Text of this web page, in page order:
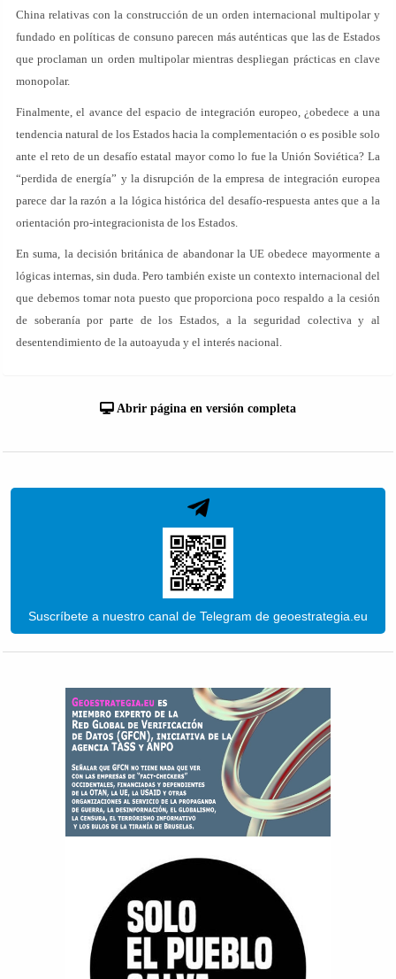
China relativas con la construcción de un orden internacional multipolar y
fundado en políticas de consuno parecen más auténticas que las de Estados
que proclaman un orden multipolar mientras despliegan prácticas en clave
monopolar.
Finalmente, el avance del espacio de integración europeo, ¿obedece a una
tendencia natural de los Estados hacia la complementación o es posible solo
ante el reto de un desafío estatal mayor como lo fue la Unión Soviética? La
“perdida de energía” y la disrupción de la empresa de integración europea
parece dar la razón a la lógica histórica del desafío-respuesta antes que a la
orientación pro-integracionista de los Estados.
En suma, la decisión británica de abandonar la UE obedece mayormente a
lógicas internas, sin duda. Pero también existe un contexto internacional del
que debemos tomar nota puesto que proporciona poco respaldo a la cesión
de soberanía por parte de los Estados, a la seguridad colectiva y al
desentendimiento de la autoayuda y el interés nacional.
Abrir página en versión completa
Suscríbete a nuestro canal de Telegram de geoestrategia.eu